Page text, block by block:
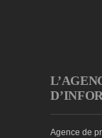
Agence de